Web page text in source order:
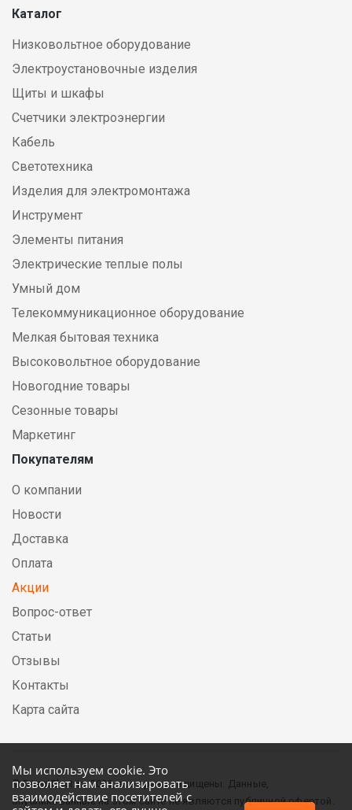
Мы используем cookie. Это
позволяет нам анализировать
взаимодействие посетителей с
Каталог
Низковольтное оборудование
Электроустановочные изделия
Щиты и шкафы
Счетчики электроэнергии
Кабель
Светотехника
Изделия для электромонтажа
Инструмент
Элементы питания
Электрические теплые полы
Умный дом
Телекоммуникационное оборудование
Мелкая бытовая техника
Высоковольтное оборудование
Новогодние товары
Сезонные товары
Маркетинг
Покупателям
О компании
Новости
Доставка
Оплата
Акции
Вопрос-ответ
Статьи
Отзывы
Контакты
Карта сайта
© DirectElectric, 2026, все права защищены. Данные,
опубликованные на этом сайте не являются публичной офертой.